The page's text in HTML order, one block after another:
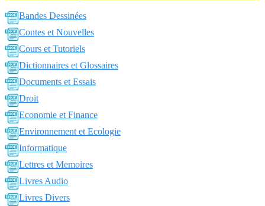
Bandes Dessinées
Contes et Nouvelles
Cours et Tutoriels
Dictionnaires et Glossaires
Documents et Essais
Droit
Economie et Finance
Environnement et Ecologie
Informatique
Lettres et Memoires
Livres Audio
Livres Divers